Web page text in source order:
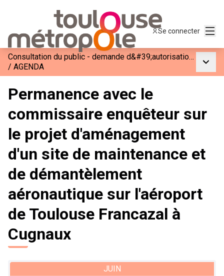
Se connecter
Consultation du public - demande d&#39;autorisation environnementale pour l&#39;aménagement d&#39;un site de maintenance et de démantèlement aéronautique sur l&#39;aéroport de Toulouse Francazal à Cugnaux
/ AGENDA
Permanence avec le
commissaire enquêteur sur
le projet d'aménagement
d'un site de maintenance et
de démantèlement
aéronautique sur l'aéroport
de Toulouse Francazal à
Cugnaux
JUIN